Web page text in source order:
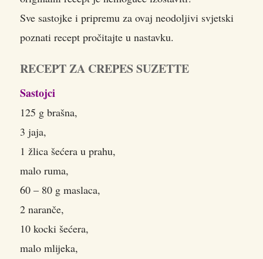
Sve sastojke i pripremu za ovaj neodoljivi svjetski
poznati recept pročitajte u nastavku.
RECEPT ZA CREPES SUZETTE
Sastojci
125 g brašna,
3 jaja,
1 žlica šećera u prahu,
malo ruma,
60 – 80 g maslaca,
2 naranče,
10 kocki šećera,
malo mlijeka,